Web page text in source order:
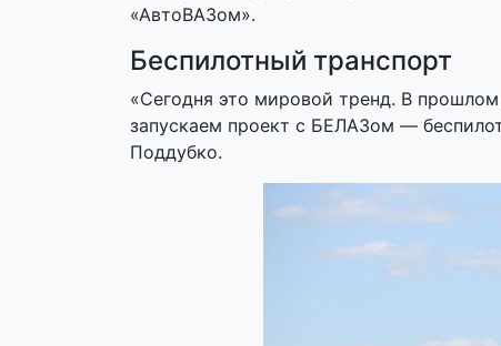
«АвтоВАЗом».
Беспилотный транспорт
«Сегодня это мировой тренд. В
запускаем проект с БЕЛАЗом —
Поддубко.